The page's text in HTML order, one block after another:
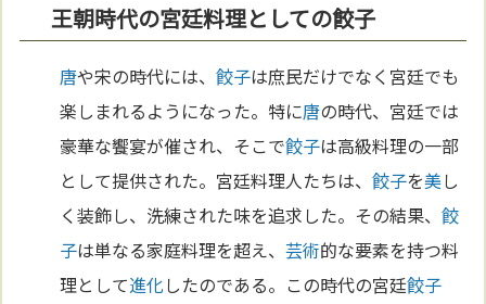
王朝時代の宮廷料理としての餃子
唐や宋の時代には、餃子は庶民だけでなく宮廷でも
楽しまれるようになった。特に唐の時代、宮廷では
豪華な饗宴が催され、そこで餃子は高級料理の一部
として提供された。宮廷料理人たちは、餃子を美し
く装飾し、洗練された味を追求した。その結果、餃
子は単なる家庭料理を超え、芸術的な要素を持つ料
理として進化したのである。この時代の宮廷餃子